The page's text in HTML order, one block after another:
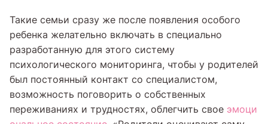
Такие семьи сразу же после появления особого
ребенка желательно включать в специально
разработанную для этого систему
психологического мониторинга, чтобы у родителей
был постоянный контакт со специалистом,
возможность поговорить о собственных
переживаниях и трудностях, облегчить свое эмоци